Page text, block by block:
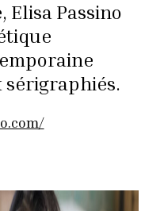
Elisa Passino
sérigraphiés.